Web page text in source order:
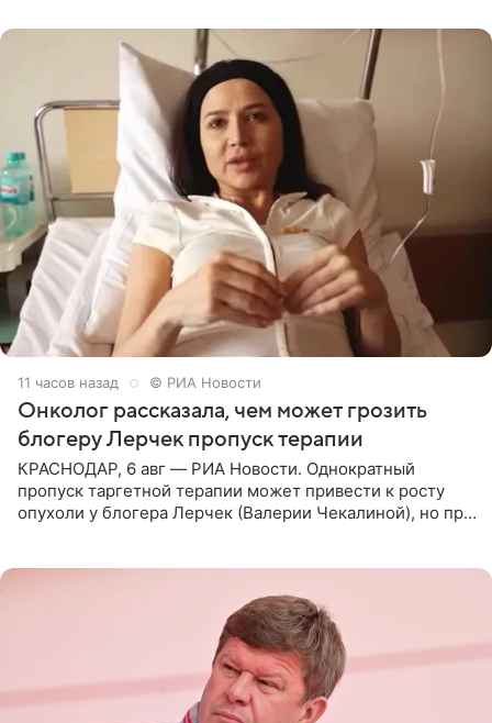
11 часов назад © РИА Новости
Онколог рассказала, чем может грозить
блогеру Лерчек пропуск терапии
КРАСНОДАР, 6 авг — РИА Новости. Однократный
пропуск таргетной терапии может привести к росту
опухоли у блогера Лерчек (Валерии Чекалиной), но при